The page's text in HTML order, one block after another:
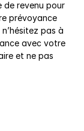
de revenu pour
prévoyance
pas à
avec votre
et ne pas